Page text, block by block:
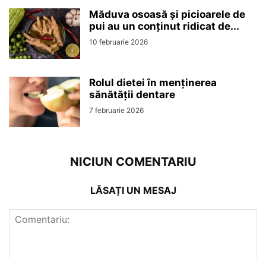
Măduva osoasă și picioarele de
pui au un conținut ridicat de...
10 februarie 2026
Rolul dietei în menținerea
sănătății dentare
7 februarie 2026
NICIUN COMENTARIU
LĂSAȚI UN MESAJ